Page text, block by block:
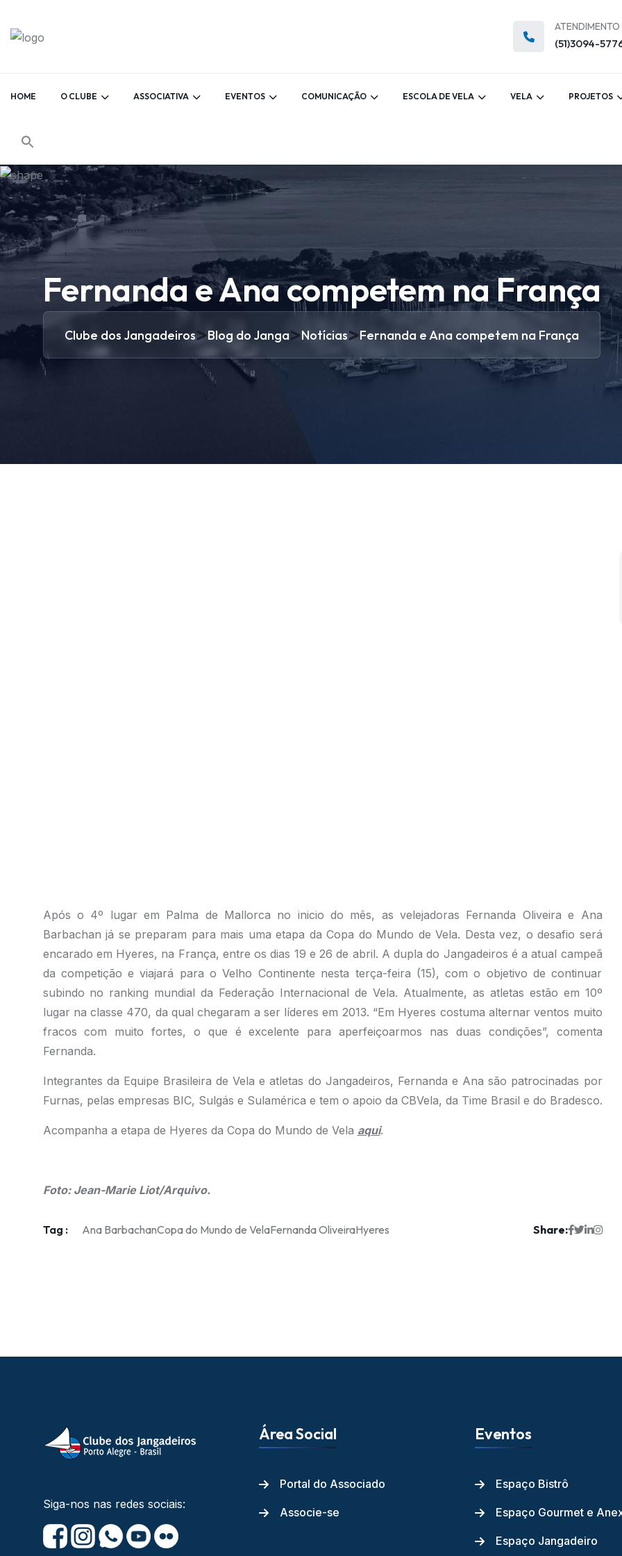
ATENDIMENTO
(51)3094-
HOME O CLUBE ASSOCIATIVA EVENTOS COMUNICAÇÃO ESCOLA DE VELA VELA PROJETOS
Fernanda e Ana competem na França
Clube dos Jangadeiros>Blog do Janga>Notícias>Fernanda e Ana competem na França
Após o 4º lugar em Palma de Mallorca no inicio do mês, as velejadoras Fernanda Oliveira e Ana
Barbachan já se preparam para mais uma etapa da Copa do Mundo de Vela. Desta vez, o desafio será
encarado em Hyeres, na França, entre os dias 19 e 26 de abril. A dupla do Jangadeiros é a atual campeã
da competição e viajará para o Velho Continente nesta terça-feira (15), com o objetivo de continuar
subindo no ranking mundial da Federação Internacional de Vela. Atualmente, as atletas estão em 10º
lugar na classe 470, da qual chegaram a ser líderes em 2013. “Em Hyeres costuma alternar ventos muito
fracos com muito fortes, o que é excelente para aperfeiçoarmos nas duas condições”, comenta
Fernanda.
Integrantes da Equipe Brasileira de Vela e atletas do Jangadeiros, Fernanda e Ana são patrocinadas por
Furnas, pelas empresas BIC, Sulgás e Sulamérica e tem o apoio da CBVela, da Time Brasil e do Bradesco.
Acompanha a etapa de Hyeres da Copa do Mundo de Vela aqui.
Foto: Jean-Marie Liot/Arquivo.
Tag : Ana BarbachanCopa do Mundo de VelaFernanda OliveiraHyeres Share:
Siga-nos nas redes sociais:
Área Social
Portal do Associado
Associe-se
Eventos
Espaço Bistrô
Espaço Gourmet e
Espaço Jangadeiro